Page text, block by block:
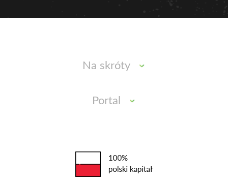
Na skróty
Portal